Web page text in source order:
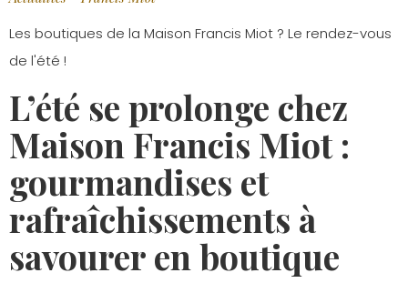
Les boutiques de la Maison Francis Miot ? Le rendez-vous
de l'été !
L’été se prolonge chez
Maison Francis Miot :
gourmandises et
rafraîchissements à
savourer en boutique